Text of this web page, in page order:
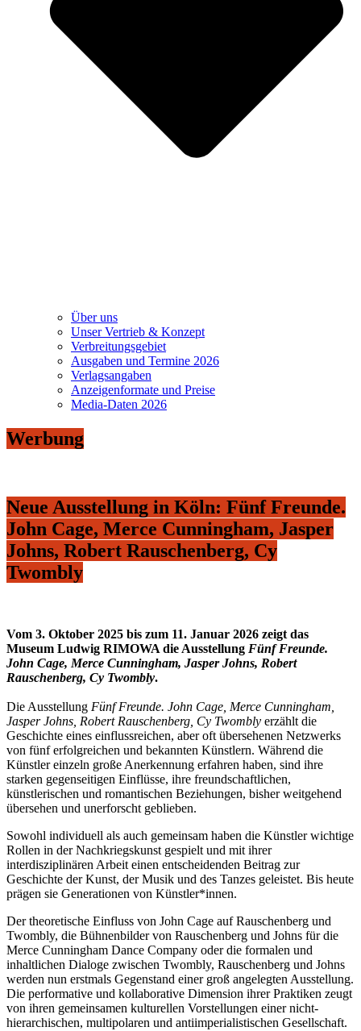
Über uns
Unser Vertrieb & Konzept
Verbreitungsgebiet
Ausgaben und Termine 2026
Verlagsangaben
Anzeigenformate und Preise
Media-Daten 2026
Werbung
Neue Ausstellung in Köln: Fünf Freunde.
John Cage, Merce Cunningham, Jasper
Johns, Robert Rauschenberg, Cy
Twombly
Vom 3. Oktober 2025 bis zum 11. Januar 2026 zeigt das
Museum Ludwig RIMOWA die Ausstellung Fünf Freunde.
John Cage, Merce Cunningham, Jasper Johns, Robert
Rauschenberg, Cy Twombly.
Die Ausstellung Fünf Freunde. John Cage, Merce Cunningham,
Jasper Johns, Robert Rauschenberg, Cy Twombly erzählt die
Geschichte eines einflussreichen, aber oft übersehenen Netzwerks
von fünf erfolgreichen und bekannten Künstlern. Während die
Künstler einzeln große Anerkennung erfahren haben, sind ihre
starken gegenseitigen Einflüsse, ihre freundschaftlichen,
künstlerischen und romantischen Beziehungen, bisher weitgehend
übersehen und unerforscht geblieben.
Sowohl individuell als auch gemeinsam haben die Künstler wichtige
Rollen in der Nachkriegskunst gespielt und mit ihrer
interdisziplinären Arbeit einen entscheidenden Beitrag zur
Geschichte der Kunst, der Musik und des Tanzes geleistet. Bis heute
prägen sie Generationen von Künstler*innen.
Der theoretische Einfluss von John Cage auf Rauschenberg und
Twombly, die Bühnenbilder von Rauschenberg und Johns für die
Merce Cunningham Dance Company oder die formalen und
inhaltlichen Dialoge zwischen Twombly, Rauschenberg und Johns
werden nun erstmals Gegenstand einer groß angelegten Ausstellung.
Die performative und kollaborative Dimension ihrer Praktiken zeugt
von ihren gemeinsamen kulturellen Vorstellungen einer nicht-
hierarchischen, multipolaren und antiimperialistischen Gesellschaft.